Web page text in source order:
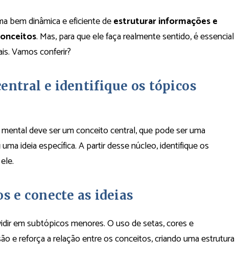
bem dinâmica e eficiente deestruturar informações e
. Mas, para que ele faça realmente sentido, é essencial
Vamos conferir?
e identifique os tópicos
deve ser um conceito central, que pode ser uma
ideia específica. A partir desse núcleo, identifique os
e conecte as ideias
em subtópicos menores. O uso de setas, cores e
e reforça a relação entre os conceitos, criando uma estrutura